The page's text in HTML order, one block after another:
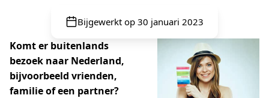
Bijgewerkt op 30 januari 2023
Komt er buitenlands
bezoek naar Nederland,
bijvoorbeeld vrienden,
familie of een partner?